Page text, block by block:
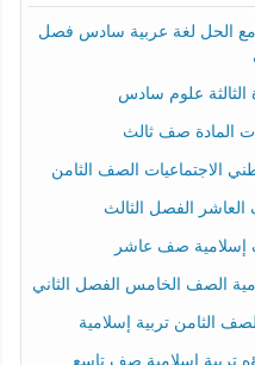
الحل لغة عربية سادس فصل
علوم سادس
المادة صف ثالث
الاجتماعيات الصف الثامن
العاشر الفصل الثالث
صف عاشر
الصف الخامس الفصل الثاني
الثامن تربية إسلامية
تربية إسلامية صف تاسع